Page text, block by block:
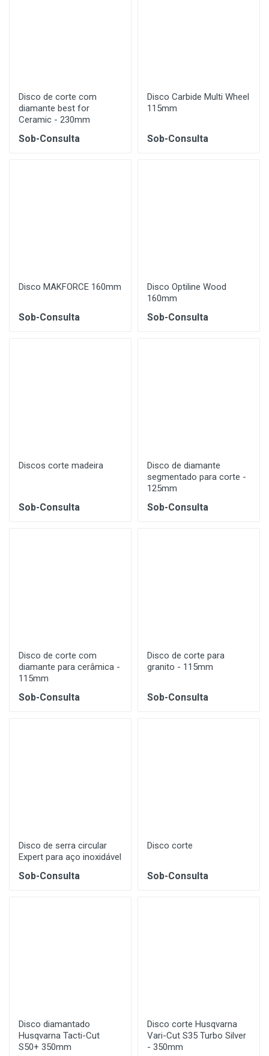
Disco de corte com
diamante best for
Ceramic - 230mm
Sob-Consulta
Disco Carbide Multi Wheel
115mm
Sob-Consulta
Disco MAKFORCE 160mm
Sob-Consulta
Disco Optiline Wood
160mm
Sob-Consulta
Discos corte madeira
Sob-Consulta
Disco de diamante
segmentado para corte -
125mm
Sob-Consulta
Disco de corte com
diamante para cerâmica -
115mm
Sob-Consulta
Disco de corte para
granito - 115mm
Sob-Consulta
Disco de serra circular
Expert para aço inoxidável
Sob-Consulta
Disco corte
Sob-Consulta
Disco diamantado
Husqvarna Tacti-Cut
S50+ 350mm
Disco corte Husqvarna
Vari-Cut S35 Turbo Silver
- 350mm